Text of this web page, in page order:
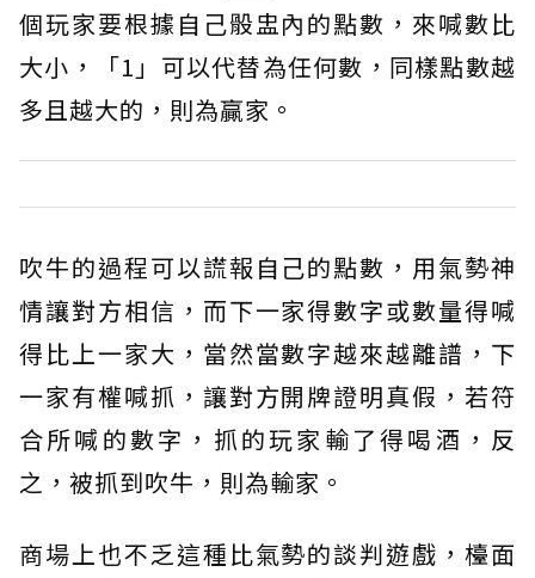
個玩家要根據自己骰盅內的點數，來喊數比
大小，「1」可以代替為任何數，同樣點數越
多且越大的，則為贏家。
吹牛的過程可以謊報自己的點數，用氣勢神
情讓對方相信，而下一家得數字或數量得喊
得比上一家大，當然當數字越來越離譜，下
一家有權喊抓，讓對方開牌證明真假，若符
合所喊的數字，抓的玩家輸了得喝酒，反
之，被抓到吹牛，則為輸家。
商場上也不乏這種比氣勢的談判遊戲，檯面